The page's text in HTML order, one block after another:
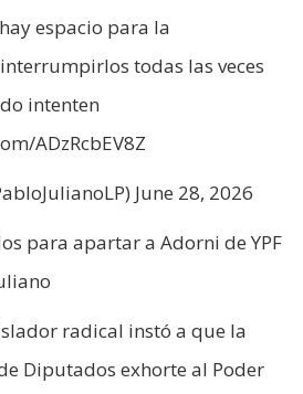
espacio para la
todas las veces
intenten
ADzRcbEV8Z
June 28, 2026
para apartar a Adorni de YPF
radical instó a que la
Diputados exhorte al Poder